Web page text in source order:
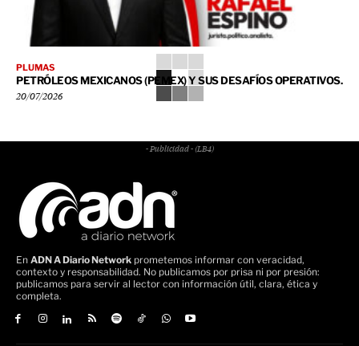
PLUMAS
PETRÓLEOS MEXICANOS (PEMEX) Y SUS DESAFÍOS OPERATIVOS.
20/07/2026
- Publicidad - (LB4)
En ADN A Diario Network prometemos informar con veracidad,
contexto y responsabilidad. No publicamos por prisa ni por presión:
publicamos para servir al lector con información útil, clara, ética y
completa.